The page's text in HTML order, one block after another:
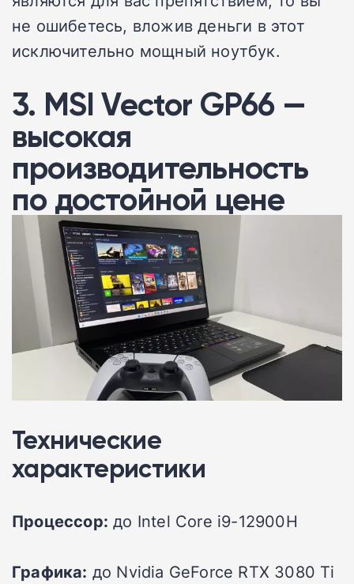
не ошибетесь, вложив деньги в этот
исключительно мощный ноутбук.
3. MSI Vector GP66 —
высокая
производительность
по достойной цене
Технические
характеристики
Процессор: до Intel Core i9-12900H
Графика: до Nvidia GeForce RTX 3080 Ti